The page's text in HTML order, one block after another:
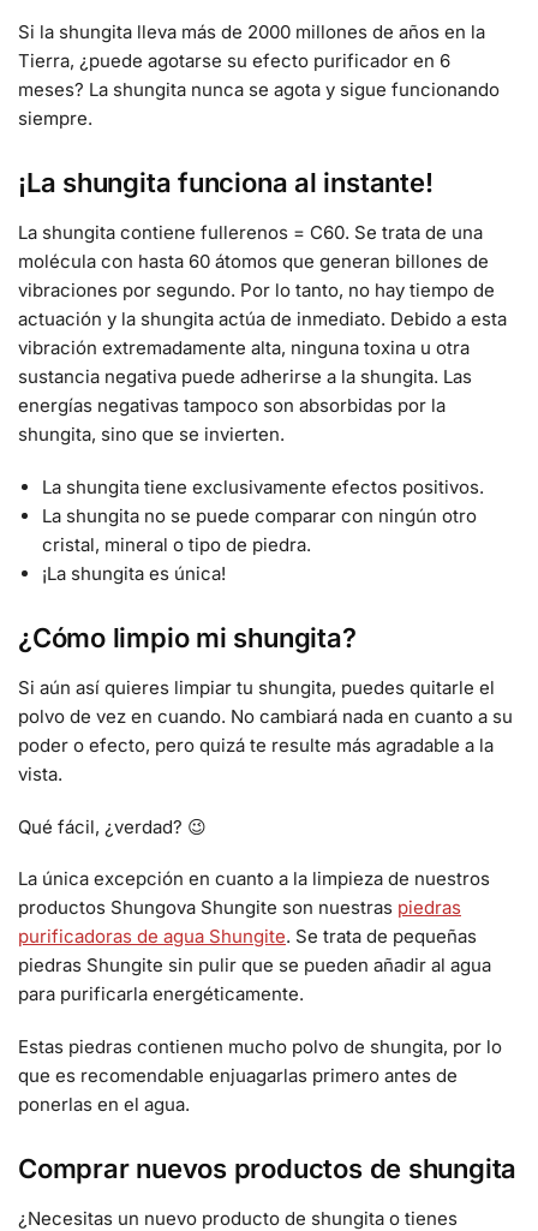
Si la shungita lleva más de 2000 millones de años en la
Tierra, ¿puede agotarse su efecto purificador en 6
meses? La shungita nunca se agota y sigue funcionando
siempre.
¡La shungita funciona al instante!
La shungita contiene fullerenos = C60. Se trata de una
molécula con hasta 60 átomos que generan billones de
vibraciones por segundo. Por lo tanto, no hay tiempo de
actuación y la shungita actúa de inmediato. Debido a esta
vibración extremadamente alta, ninguna toxina u otra
sustancia negativa puede adherirse a la shungita. Las
energías negativas tampoco son absorbidas por la
shungita, sino que se invierten.
La shungita tiene exclusivamente efectos positivos.
La shungita no se puede comparar con ningún otro
cristal, mineral o tipo de piedra.
¡La shungita es única!
¿Cómo limpio mi shungita?
Si aún así quieres limpiar tu shungita, puedes quitarle el
polvo de vez en cuando. No cambiará nada en cuanto a su
poder o efecto, pero quizá te resulte más agradable a la
vista.
Qué fácil, ¿verdad? 😉
La única excepción en cuanto a la limpieza de nuestros
productos Shungova Shungite son nuestras piedras
purificadoras de agua Shungite. Se trata de pequeñas
piedras Shungite sin pulir que se pueden añadir al agua
para purificarla energéticamente.
Estas piedras contienen mucho polvo de shungita, por lo
que es recomendable enjuagarlas primero antes de
ponerlas en el agua.
Comprar nuevos productos de shungita
¿Necesitas un nuevo producto de shungita o tienes